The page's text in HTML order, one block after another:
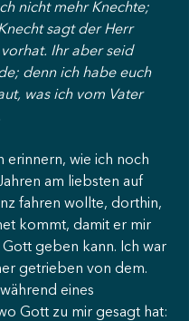
nicht mehr Knechte;
sagt der Herr
Ihr aber seid
denn ich habe euch
was ich vom Vater
erinnern, wie ich noch
am liebsten auf
fahren wollte, dorthin,
kommt, damit er mir
geben kann. Ich war
getrieben von dem.
eines
Gott zu mir gesagt hat: